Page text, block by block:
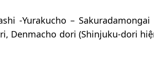
-Yurakucho – Sakuradamongai
Denmacho dori (Shinjuku-dori